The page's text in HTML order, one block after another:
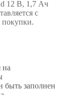
12 В, 1,7 Ач
с
покупки.
на
быть заполнен